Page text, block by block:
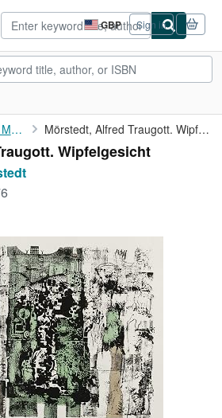
GBP
Site
shopping
preferences
Sign in
CLOSE
Alfred Traugott Mörstedt Mörstedt, Alfred Traugott. Wipfelgesicht
Wipfelgesicht